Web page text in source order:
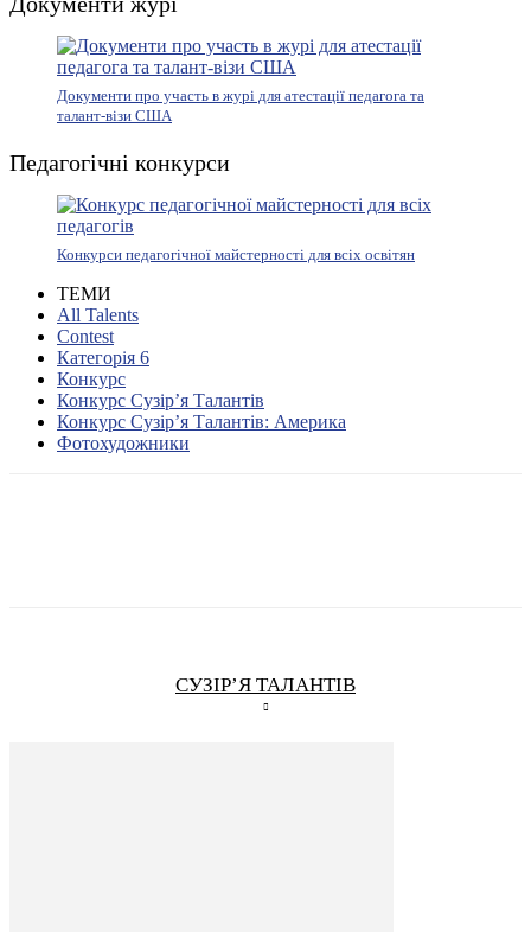
Документи про участь в журі для атестації педагога та
талант-візи США
Педагогічні конкурси
Конкурси педагогічної майстерності для всіх освітян
ТЕМИ
All Talents
Contest
Категорія 6
Конкурс
Конкурс Сузір’я Талантів
Конкурс Сузір’я Талантів: Америка
Фотохудожники
СУЗІР’Я ТАЛАНТІВ